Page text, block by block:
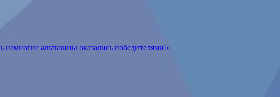
альткоины оказались победителями!»